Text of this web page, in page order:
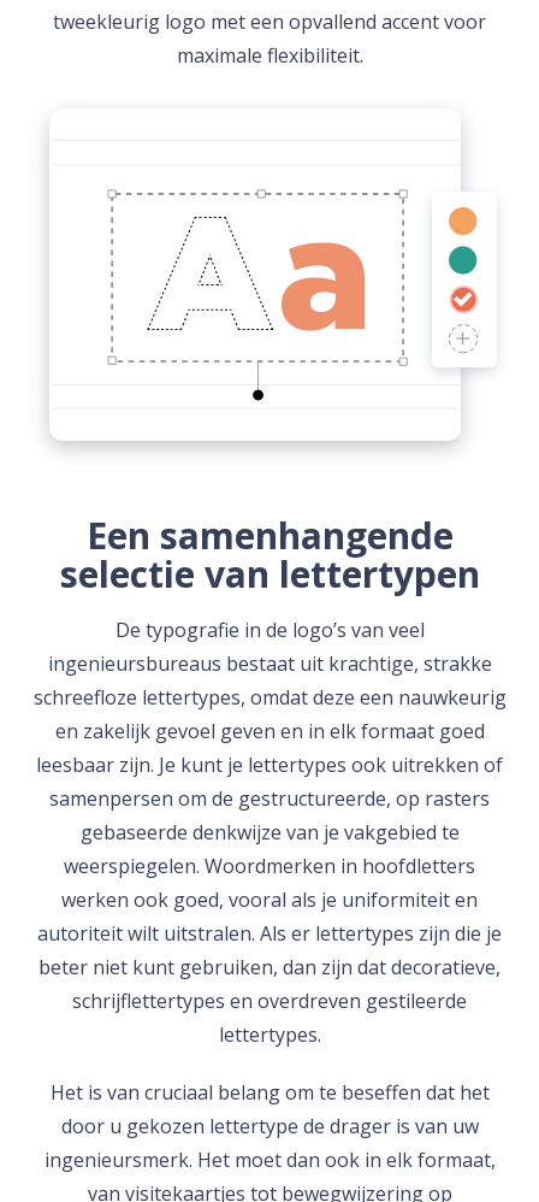
tweekleurig logo met een opvallend accent voor
maximale flexibiliteit.
Een samenhangende
selectie van lettertypen
De typografie in de logo’s van veel
ingenieursbureaus bestaat uit krachtige, strakke
schreefloze lettertypes, omdat deze een nauwkeurig
en zakelijk gevoel geven en in elk formaat goed
leesbaar zijn. Je kunt je lettertypes ook uitrekken of
samenpersen om de gestructureerde, op rasters
gebaseerde denkwijze van je vakgebied te
weerspiegelen. Woordmerken in hoofdletters
werken ook goed, vooral als je uniformiteit en
autoriteit wilt uitstralen. Als er lettertypes zijn die je
beter niet kunt gebruiken, dan zijn dat decoratieve,
schrijflettertypes en overdreven gestileerde
lettertypes.
Het is van cruciaal belang om te beseffen dat het
door u gekozen lettertype de drager is van uw
ingenieursmerk. Het moet dan ook in elk formaat,
van visitekaartjes tot bewegwijzering op